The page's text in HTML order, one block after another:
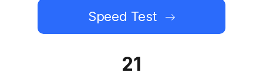
Speed Test
21